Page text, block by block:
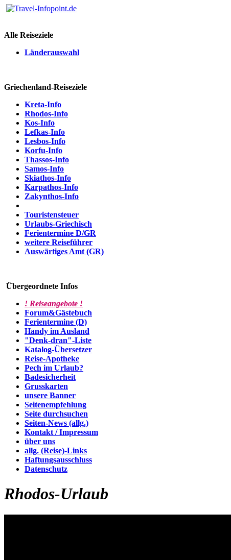
Alle Reiseziele
Länderauswahl
Griechenland-Reiseziele
Kreta-Info
Rhodos-Info
Kos-Info
Lefkas-Info
Lesbos-Info
Korfu-Info
Thassos-Info
Samos-Info
Skiathos-Info
Karpathos-Info
Zakynthos-Info
Touristensteuer
Urlaubs-Griechisch
Ferientermine D/GR
weitere Reiseführer
Auswärtiges Amt (GR)
Übergeordnete Infos
! Reiseangebote !
Forum&Gästebuch
Ferientermine (D)
Handy im Ausland
"Denk-dran"-Liste
Katalog-Übersetzer
Reise-Apotheke
Pech im Urlaub?
Badesicherheit
Grusskarten
unsere Banner
Seitenempfehlung
Seite durchsuchen
Seiten-News (allg.)
Kontakt / Impressum
über uns
allg. (Reise)-Links
Haftungsausschluss
Datenschutz
Rhodos-Urlaub